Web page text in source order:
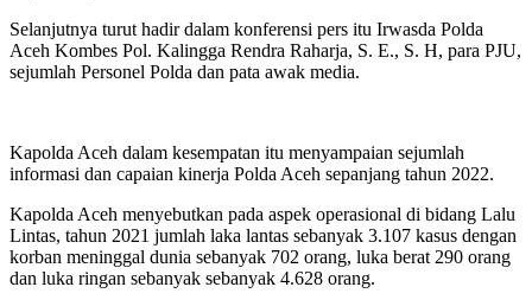
Selanjutnya turut hadir dalam konferensi pers itu Irwasda Polda
Aceh Kombes Pol. Kalingga Rendra Raharja, S. E., S. H, para PJU,
sejumlah Personel Polda dan pata awak media.
Kapolda Aceh dalam kesempatan itu menyampaian sejumlah
informasi dan capaian kinerja Polda Aceh sepanjang tahun 2022.
Kapolda Aceh menyebutkan pada aspek operasional di bidang Lalu
Lintas, tahun 2021 jumlah laka lantas sebanyak 3.107 kasus dengan
korban meninggal dunia sebanyak 702 orang, luka berat 290 orang
dan luka ringan sebanyak sebanyak 4.628 orang.